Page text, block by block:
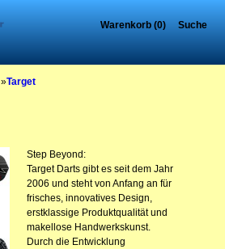
Warenkorb (0) Suche
»Target
Step Beyond:
Target Darts gibt es seit dem Jahr
2006 und steht von Anfang an für
frisches, innovatives Design,
erstklassige Produktqualität und
makellose Handwerkskunst.
Durch die Entwicklung